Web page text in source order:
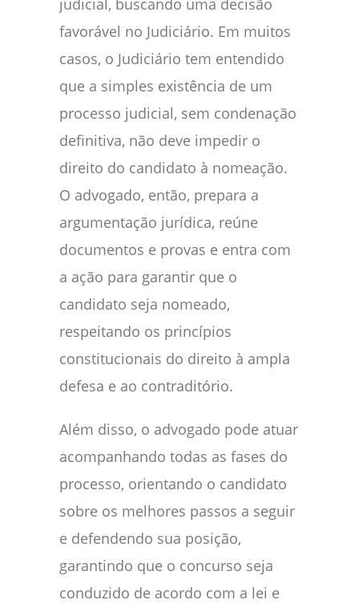
judicial, buscando uma decisão
favorável no Judiciário. Em muitos
casos, o Judiciário tem entendido
que a simples existência de um
processo judicial, sem condenação
definitiva, não deve impedir o
direito do candidato à nomeação.
O advogado, então, prepara a
argumentação jurídica, reúne
documentos e provas e entra com
a ação para garantir que o
candidato seja nomeado,
respeitando os princípios
constitucionais do direito à ampla
defesa e ao contraditório.
Além disso, o advogado pode atuar
acompanhando todas as fases do
processo, orientando o candidato
sobre os melhores passos a seguir
e defendendo sua posição,
garantindo que o concurso seja
conduzido de acordo com a lei e